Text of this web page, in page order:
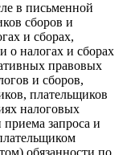
в письменной
сборов и
и сборах,
о налогах и сборах
правовых
и сборов,
плательщиков
налоговых
запроса и